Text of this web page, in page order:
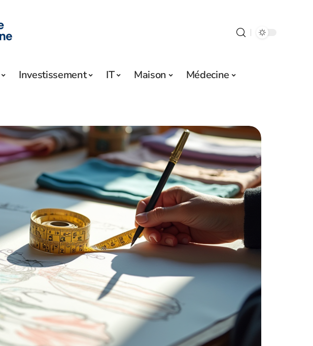
Investissement IT Maison
Médecine